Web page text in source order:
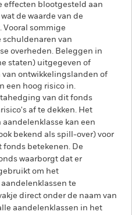
effecten blootgesteld aan
de waarde van de
sommige
van
overheden. Beleggen in
staten) uitgegeven of
ontwikkelingslanden of
een hoog risico in.
van dit fonds
af te dekken. Het
kan een
bekend als spill-over) voor
fonds betekenen. De
waarborgt dat er
om het
te
direct onder de naam van
aandelenklassen in het